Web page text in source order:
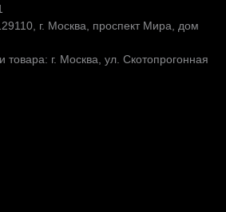
г. Москва, проспект Мира, дом
товара: г. Москва, ул. Скотопрогонная